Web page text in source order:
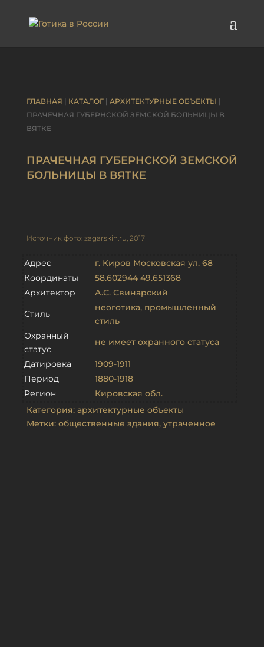
ГЛАВНАЯ | КАТАЛОГ| АРХИТЕКТУРНЫЕ ОБЪЕКТЫ |
ПРАЧЕЧНАЯ ГУБЕРНСКОЙ ЗЕМСКОЙ БОЛЬНИЦЫ В
ВЯТКЕ
ПРАЧЕЧНАЯ ГУБЕРНСКОЙ ЗЕМСКОЙ
БОЛЬНИЦЫ В ВЯТКЕ
Источник фото: zagarskih.ru, 2017
Адрес
г. Киров Московская ул. 68
Координаты
58.602944 49.651368
Архитектор
А.С. Свинарский
Стиль
неоготика, промышленный
стиль
Охранный
статус
не имеет охранного статуса
Датировка
1909-1911
Период
1880-1918
Регион
Кировская обл.
Категория: архитектурные объекты
Метки: общественные здания, утраченное